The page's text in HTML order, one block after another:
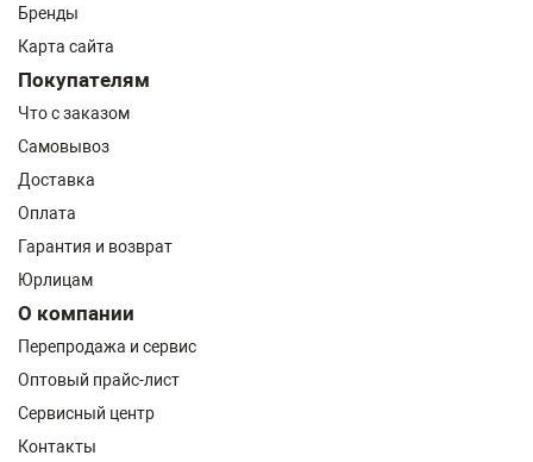
Бренды
Карта сайта
Покупателям
Что с заказом
Самовывоз
Доставка
Оплата
Гарантия и возврат
Юрлицам
О компании
Перепродажа и сервис
Оптовый прайс-лист
Сервисный центр
Контакты